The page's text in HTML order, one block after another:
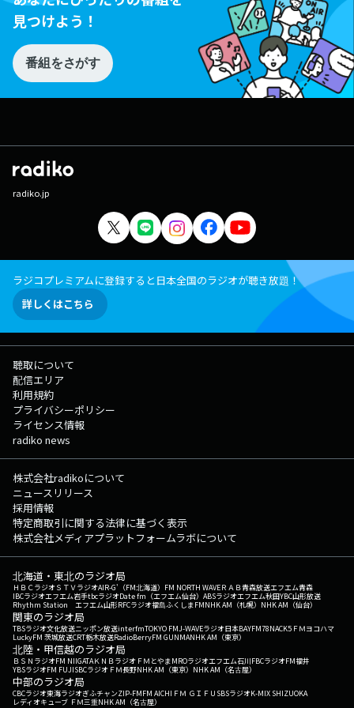
見つけよう！
番組をさがす
radiko.jp
ラジコプレミアムに登録すると日本全国のラジオが聴き放題！
詳しくはこちら
聴取について
配信エリア
利用規約
プライバシーポリシー
ライセンス情報
radiko news
株式会社radikoについて
ニュースリリース
採用情報
特定商取引に関する法律に基づく表示
株式会社メディアプラットフォームラボについて
北海道・東北のラジオ局
ＨＢＣラジオＳＴＶラジオAIR-G'（FM北海道） FM NORTH WAVEＲＡＢ青森放送エフエム青森
IBCラジオエフエム岩手tbcラジオDate fm（エフエム仙台） ABSラジオエフエム秋田YBC山形放送
Rhythm Station エフエム山形RFCラジオ福島ふくしまFMNHK AM（札幌） NHK AM（仙台）
関東のラジオ局
TBSラジオ文化放送ニッポン放送interfmTOKYO FMJ-WAVEラジオ日本BAYFM78NACK5 ＦＭヨコハマ
LuckyFM 茨城放送CRT栃木放送RadioBerryFM GUNMANHK AM（東京）
北陸・甲信越のラジオ局
ＢＳＮラジオFM NIIGATAＫＮＢラジオ ＦＭとやまMROラジオエフエム石川FBCラジオFM福井
YBSラジオFM FUJISBCラジオ ＦＭ長野NHK AM（東京） NHK AM（名古屋）
中部のラジオ局
CBCラジオ東海ラジオぎふチャンZIP-FMFM AICHI ＦＭ ＧＩＦＵ SBSラジオK-MIX SHIZUOKA
レディオキューブ ＦＭ三重NHK AM（名古屋）